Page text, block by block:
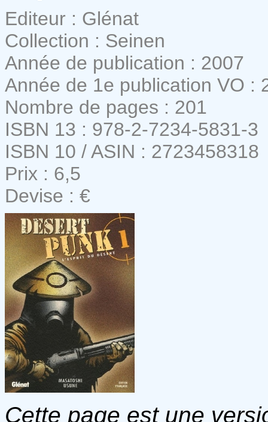
Editeur : Glénat
Collection : Seinen
Année de publication : 2007
Année de 1e publication VO :
Nombre de pages : 201
ISBN 13 : 978-2-7234-5831-3
ISBN 10 / ASIN : 2723458318
Prix : 6,5
Devise : €
Cette page est une